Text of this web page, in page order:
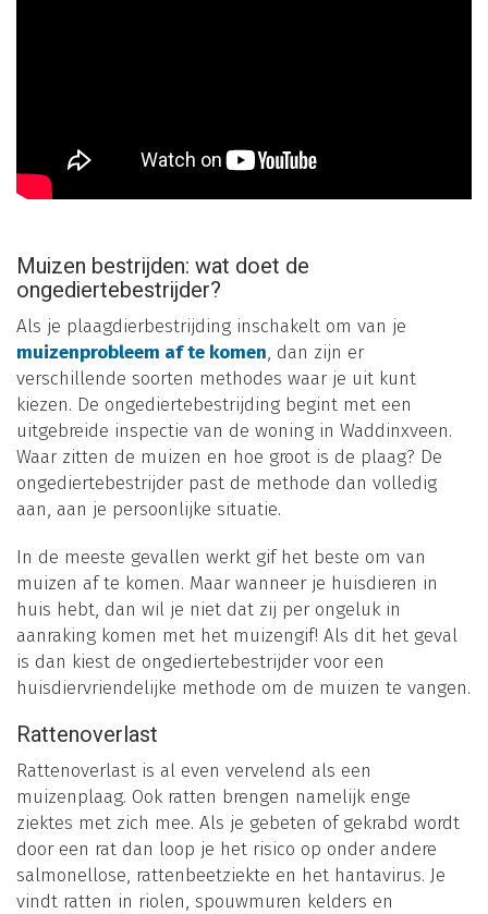
Muizen bestrijden: wat doet de
ongediertebestrijder?
Als je plaagdierbestrijding inschakelt om van je
muizenprobleem af te komen, dan zijn er
verschillende soorten methodes waar je uit kunt
kiezen. De ongediertebestrijding begint met een
uitgebreide inspectie van de woning in Waddinxveen.
Waar zitten de muizen en hoe groot is de plaag? De
ongediertebestrijder past de methode dan volledig
aan, aan je persoonlijke situatie.
In de meeste gevallen werkt gif het beste om van
muizen af te komen. Maar wanneer je huisdieren in
huis hebt, dan wil je niet dat zij per ongeluk in
aanraking komen met het muizengif! Als dit het geval
is dan kiest de ongediertebestrijder voor een
huisdiervriendelijke methode om de muizen te vangen.
Rattenoverlast
Rattenoverlast is al even vervelend als een
muizenplaag. Ook ratten brengen namelijk enge
ziektes met zich mee. Als je gebeten of gekrabd wordt
door een rat dan loop je het risico op onder andere
salmonellose, rattenbeetziekte en het hantavirus. Je
vindt ratten in riolen, spouwmuren kelders en